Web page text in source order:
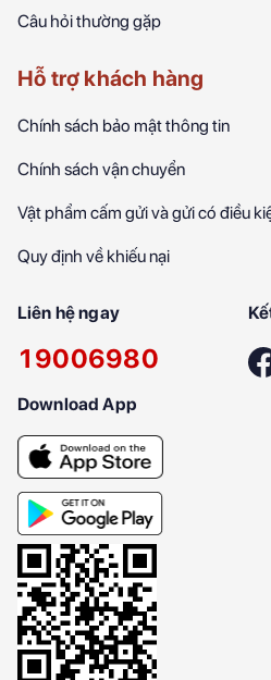
Câu hỏi thường gặp
Hỗ trợ khách hàng
Chính sách bảo mật thông tin
Chính sách vận chuyển
Vật phẩm cấm gửi và gửi có điều
Quy định về khiếu nại
Liên hệ ngay
19006980
Download App